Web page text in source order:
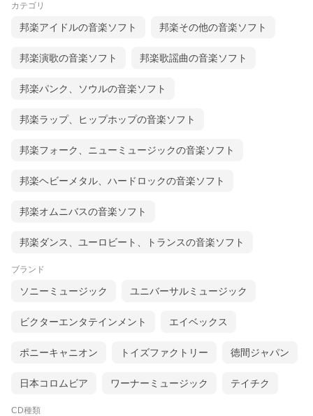
カテゴリ
邦楽アイドルの音楽ソフト 邦楽その他の音楽ソフト
邦楽演歌の音楽ソフト 邦楽歌謡曲の音楽ソフト
邦楽パンク、ソウルの音楽ソフト
邦楽ラップ、ヒップホップの音楽ソフト
邦楽フォーク、ニューミュージックの音楽ソフト
邦楽ヘビーメタル、ハードロックの音楽ソフト
邦楽オムニバスの音楽ソフト
邦楽ダンス、ユーロビート、トランスの音楽ソフト
ブランド
ソニーミュージック ユニバーサルミュージック
ビクターエンタテインメント エイベックス
ポニーキャニオン トイズファクトリー 徳間ジャパン
日本コロムビア ワーナーミュージック テイチク
CD種類